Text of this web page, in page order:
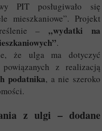
PIT posługiwało się
mieszkaniowe”. Projekt
–„wydatki na
.
że ulga ma dotyczyć
z realizacją
podatnika, a nie szeroko
z ulgi – dodane